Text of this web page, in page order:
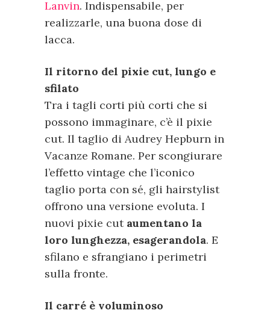
Lanvin. Indispensabile, per
realizzarle, una buona dose di
lacca.
Il ritorno del pixie cut, lungo e
sfilato
Tra i tagli corti più corti che si
possono immaginare, c’è il pixie
cut. Il taglio di Audrey Hepburn in
Vacanze Romane. Per scongiurare
l’effetto vintage che l’iconico
taglio porta con sé, gli hairstylist
offrono una versione evoluta. I
nuovi pixie cut aumentano la
loro lunghezza, esagerandola. E
sfilano e sfrangiano i perimetri
sulla fronte.
Il carré è voluminoso